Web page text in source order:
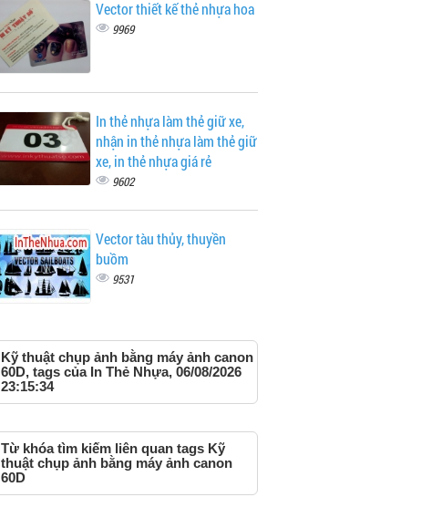
Vector thiết kế thẻ nhựa hoa
9969
In thẻ nhựa làm thẻ giữ xe,
nhận in thẻ nhựa làm thẻ giữ
xe, in thẻ nhựa giá rẻ
9602
Vector tàu thủy, thuyền
buồm
9531
Kỹ thuật chụp ảnh bằng máy ảnh canon
60D, tags của In Thẻ Nhựa, 06/08/2026
23:15:34
Từ khóa tìm kiếm liên quan tags Kỹ
thuật chụp ảnh bằng máy ảnh canon
60D